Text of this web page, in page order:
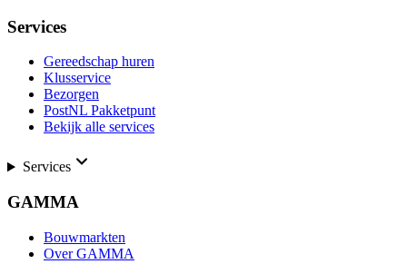
Services
Gereedschap huren
Klusservice
Bezorgen
PostNL Pakketpunt
Bekijk alle services
Services
GAMMA
Bouwmarkten
Over GAMMA